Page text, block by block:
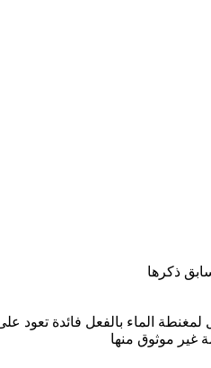
ذكرها
الماء بالفعل فائدة تعود
غير موثوق منها